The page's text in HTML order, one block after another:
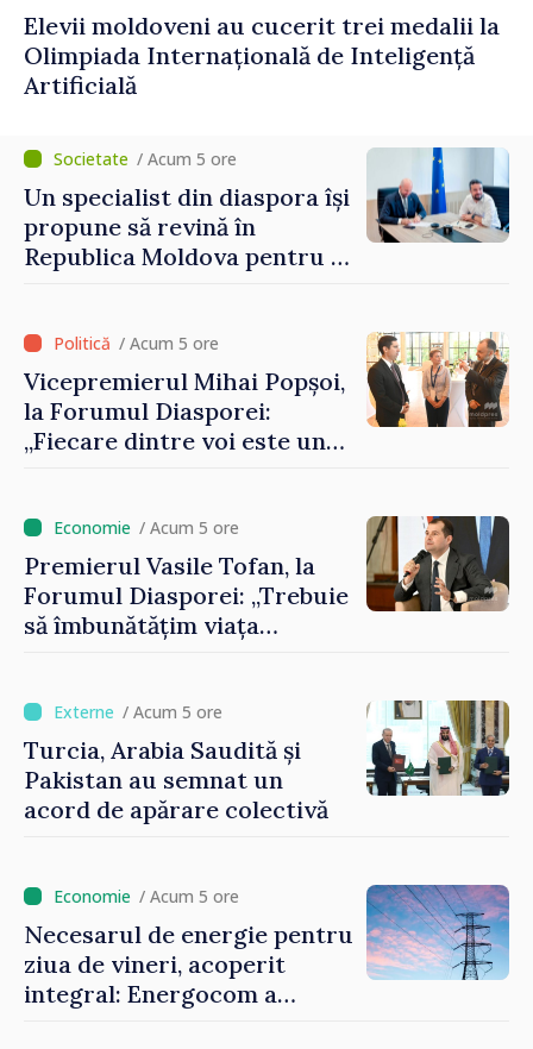
Elevii moldoveni au cucerit trei medalii la
Olimpiada Internațională de Inteligență
Artificială
/ Acum 5 ore
Un specialist din diaspora își
propune să revină în
Republica Moldova pentru a
/ Acum 5 ore
Vicepremierul Mihai Popșoi,
la Forumul Diasporei:
„Fiecare dintre voi este un
imaginii Republicii Moldova”
/ Acum 5 ore
Premierul Vasile Tofan, la
Forumul Diasporei: „Trebuie
să îmbunătățim viața
/ Acum 5 ore
Turcia, Arabia Saudită și
Pakistan au semnat un
acord de apărare colectivă
/ Acum 5 ore
Necesarul de energie pentru
ziua de vineri, acoperit
integral: Energocom a